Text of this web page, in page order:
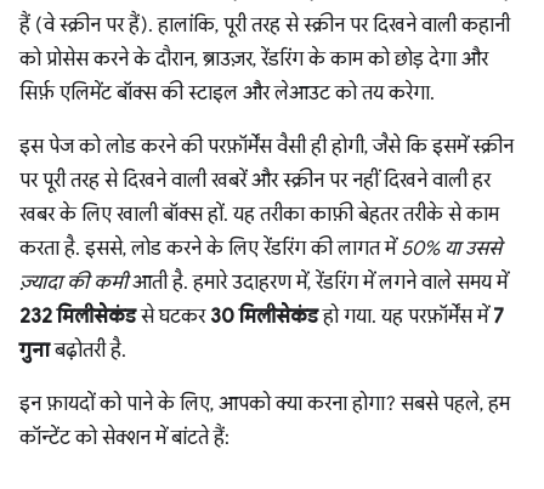
हैं (वे स्क्रीन पर हैं). हालांकि, पूरी तरह से स्क्रीन पर दिखने वाली कहानी
को प्रोसेस करने के दौरान, ब्राउज़र, रेंडरिंग के काम को छोड़ देगा और
सिर्फ़ एलिमेंट बॉक्स की स्टाइल और लेआउट को तय करेगा.
इस पेज को लोड करने की परफ़ॉर्मेंस वैसी ही होगी, जैसे कि इसमें स्क्रीन
पर पूरी तरह से दिखने वाली खबरें और स्क्रीन पर नहीं दिखने वाली हर
खबर के लिए खाली बॉक्स हों. यह तरीका काफ़ी बेहतर तरीके से काम
करता है. इससे, लोड करने के लिए रेंडरिंग की लागत में50% या उससे
ज़्यादा की कमीआती है. हमारे उदाहरण में, रेंडरिंग में लगने वाले समय में
232 मिलीसेकंडसे घटकर 30 मिलीसेकंडहो गया. यह परफ़ॉर्मेंस में7
गुनाबढ़ोतरी है.
इन फ़ायदों को पाने के लिए, आपको क्या करना होगा? सबसे पहले, हम
कॉन्टेंट को सेक्शन में बांटते हैं: